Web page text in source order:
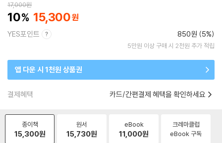
17,000원
10 15,300
YES포인트 850원 (5%)
5만원 이상 구매 시 2천원 추가 적립
앱 다운 시 1천원 상품권
결제혜택 카드/간편결제 혜택을 확인하세요
종이책
15,300원
원서
15,730원
eBook
11,000원
크레마클럽
eBook 구독